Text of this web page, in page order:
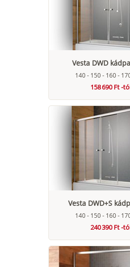
Vesta DWD
140 - 150 - 160 -
158 690 Ft -
Vesta DWD+S
140 - 150 - 160 -
240 390 Ft -